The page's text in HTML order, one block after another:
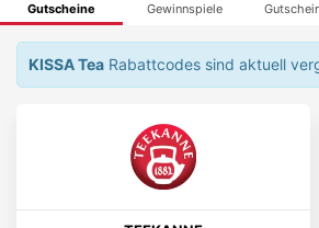
Gutscheine Gewinnspiele
KISSA Tea Rabattcodes sind aktuell